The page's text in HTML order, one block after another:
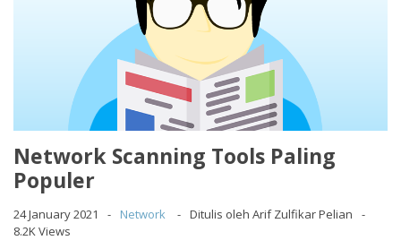
Network Scanning Tools Paling
Populer
24 January 2021 Network
Ditulis oleh Arif Zulfikar Pelian
8.2K Views